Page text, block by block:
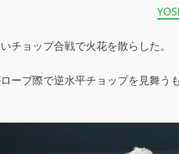
チョップ合戦で火花を散らした。
ープ際で逆水平チョップを見舞う